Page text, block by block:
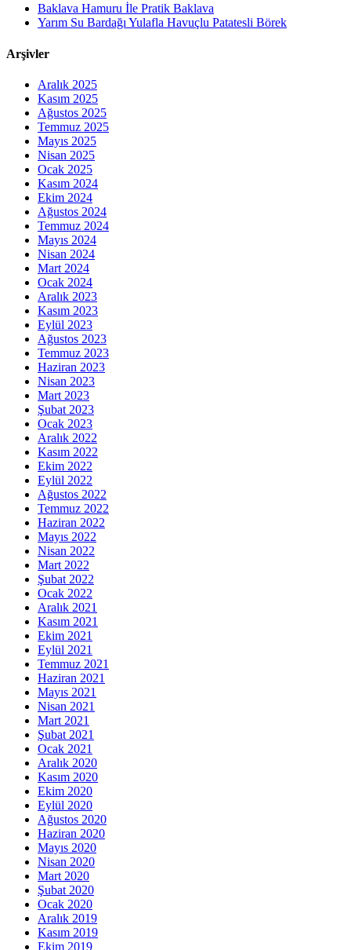
Baklava Hamuru İle Pratik Baklava
Yarım Su Bardağı Yulafla Havuçlu Patatesli Börek
Arşivler
Aralık 2025
Kasım 2025
Ağustos 2025
Temmuz 2025
Mayıs 2025
Nisan 2025
Ocak 2025
Kasım 2024
Ekim 2024
Ağustos 2024
Temmuz 2024
Mayıs 2024
Nisan 2024
Mart 2024
Ocak 2024
Aralık 2023
Kasım 2023
Eylül 2023
Ağustos 2023
Temmuz 2023
Haziran 2023
Nisan 2023
Mart 2023
Şubat 2023
Ocak 2023
Aralık 2022
Kasım 2022
Ekim 2022
Eylül 2022
Ağustos 2022
Temmuz 2022
Haziran 2022
Mayıs 2022
Nisan 2022
Mart 2022
Şubat 2022
Ocak 2022
Aralık 2021
Kasım 2021
Ekim 2021
Eylül 2021
Temmuz 2021
Haziran 2021
Mayıs 2021
Nisan 2021
Mart 2021
Şubat 2021
Ocak 2021
Aralık 2020
Kasım 2020
Ekim 2020
Eylül 2020
Ağustos 2020
Haziran 2020
Mayıs 2020
Nisan 2020
Mart 2020
Şubat 2020
Ocak 2020
Aralık 2019
Kasım 2019
Ekim 2019